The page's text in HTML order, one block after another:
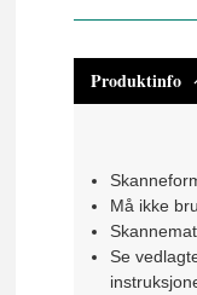
Produktinfo
Må ikke
Se